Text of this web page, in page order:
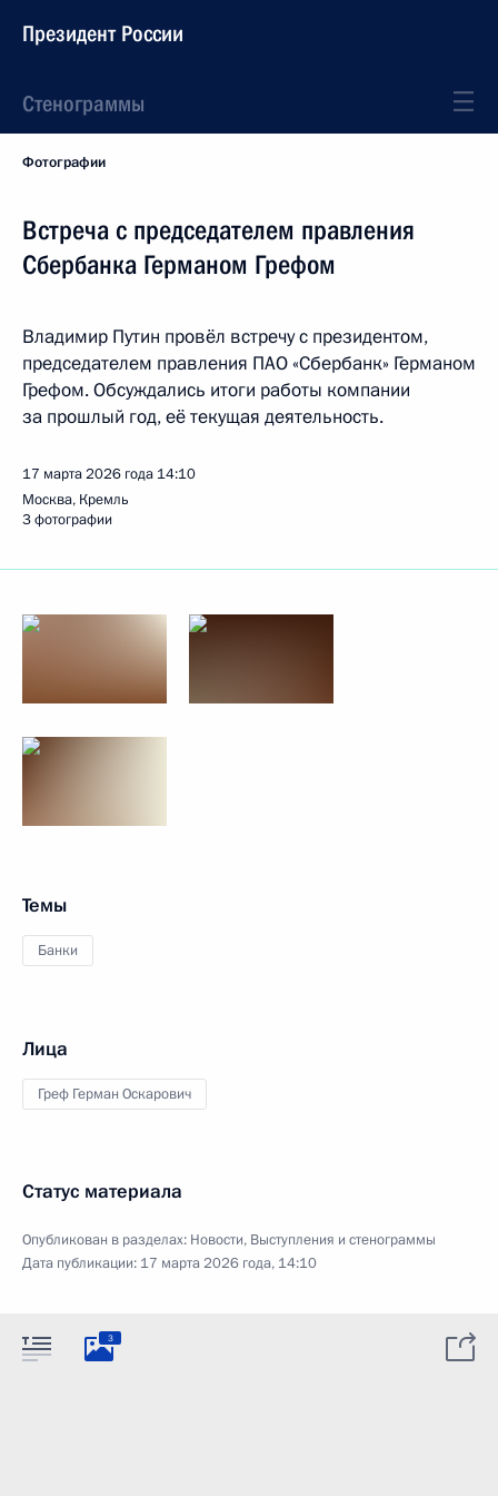
Президент России
Стенограммы
Фотографии
Встреча с председателем правления
Сбербанка Германом Грефом
Владимир Путин провёл встречу с президентом,
председателем правления ПАО «Сбербанк» Германом
Грефом. Обсуждались итоги работы компании
за прошлый год, её текущая деятельность.
17 марта 2026 года 14:10
Москва, Кремль
3 фотографии
Темы
Банки
Лица
Греф Герман Оскарович
Статус материала
Опубликован в разделах: Новости, Выступления и стенограммы
Дата публикации: 17 марта 2026 года, 14:10
3